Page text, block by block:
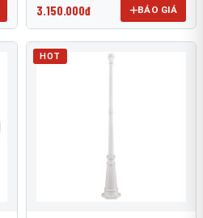
3.150.000đ BÁO GIÁ
HOT